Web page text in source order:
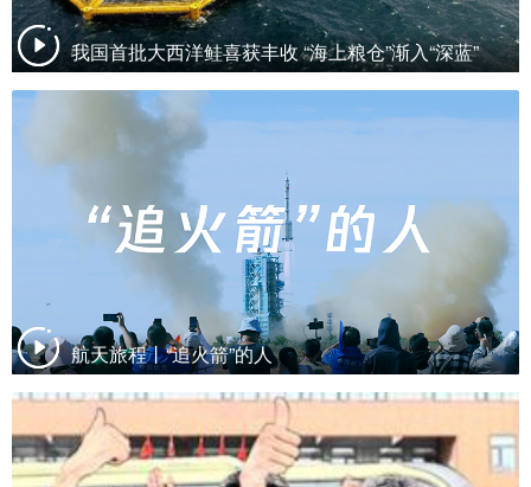
我国首批大西洋鲑喜获丰收 “海上粮仓”渐入“深蓝”
航天旅程丨“追火箭”的人